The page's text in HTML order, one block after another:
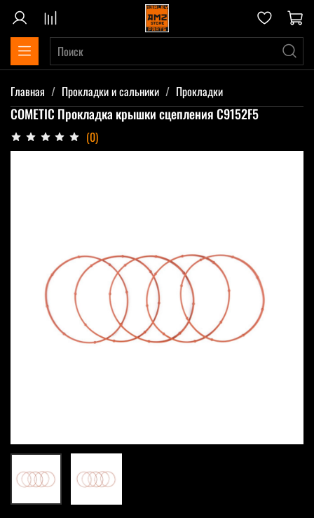
Главная Прокладки и сальники Прокладки
COMETIC Прокладка крышки сцепления C9152F5
(0)